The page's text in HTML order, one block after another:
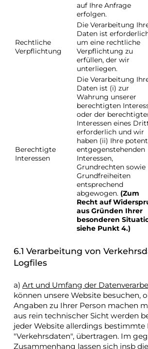
auf Ihre Anfrage
erfolgen.
Rechtliche
Verpflichtung
Die Verarbeitung
Daten ist
um eine rechtliche
Verpflichtung zu
erfüllen, der wir
unterliegen.
Berechtigte
Interessen
Die Verarbeitung
Daten ist (i) zur
Wahrung unserer
berechtigten
oder der
Interessen eines
erforderlich und wir
haben (ii) Ihre
entgegenstehenden
Interessen,
Grundrechten sowie
Grundfreiheiten
entsprechend
abgewogen. (Zum
Recht auf
aus Gründen Ihrer
besonderen
siehe Punkt 4.)
6.1 Verarbeitung von
Logfiles
a) Art und Umfang der
können unsere Website besuchen,
Angaben zu Ihrer Person machen
aus rein technischer Sicht werden
jeder Website allerdings bestimmte
"Verkehrsdaten", übertragen. Im
Zusammenhang lassen sich insb